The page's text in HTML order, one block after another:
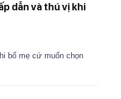
dẫn và thú vị khi
bố mẹ cứ muốn chọn